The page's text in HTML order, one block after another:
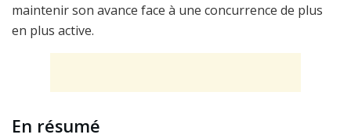
maintenir son avance face à une concurrence de plus
en plus active.
En résumé